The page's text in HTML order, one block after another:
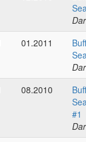
01.2011
08.2010
#1